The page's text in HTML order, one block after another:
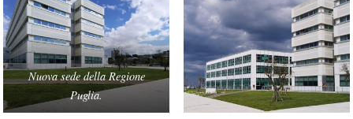
Nuova sede della Regione
Puglia.